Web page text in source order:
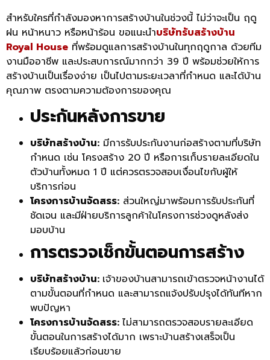
สำหรับใครที่กำลังมองหาการสร้างบ้านในช่วงนี้ ไม่ว่าจะเป็น ฤดู
ฝน หน้าหนาว หรือหน้าร้อน ขอแนะนำบริษัทรับสร้างบ้าน
Royal House ที่พร้อมดูแลการสร้างบ้านในทุกฤดูกาล ด้วยทีม
งานมืออาชีพ และประสบการณ์มากกว่า 39 ปี พร้อมช่วยให้การ
สร้างบ้านเป็นเรื่องง่าย เป็นไปตามระยะเวลาที่กำหนด และได้บ้าน
คุณภาพ ตรงตามความต้องการของคุณ
ประกันหลังการขาย
บริษัทสร้างบ้าน: มีการรับประกันงานก่อสร้างตามที่บริษัท
กำหนด เช่น โครงสร้าง 20 ปี หรือการเก็บรายละเอียดใน
ตัวบ้านทั้งหมด 1 ปี แต่ควรตรวจสอบเงื่อนไขกับผู้ให้
บริการก่อน
โครงการบ้านจัดสรร: ส่วนใหญ่มาพร้อมการรับประกันที่
ชัดเจน และมีฝ่ายบริการลูกค้าในโครงการช่วงดูหลังส่ง
มอบบ้าน
การตรวจเช็กขั้นตอนการสร้าง
บริษัทสร้างบ้าน: เจ้าของบ้านสามารถเข้าตรวจหน้างานได้
ตามขั้นตอนที่กำหนด และสามารถแจ้งปรับปรุงได้ทันทีหาก
พบปัญหา
โครงการบ้านจัดสรร: ไม่สามารถตรวจสอบรายละเอียด
ขั้นตอนในการสร้างได้มาก เพราะบ้านสร้างเสร็จเป็น
เรียบร้อยแล้วก่อนขาย